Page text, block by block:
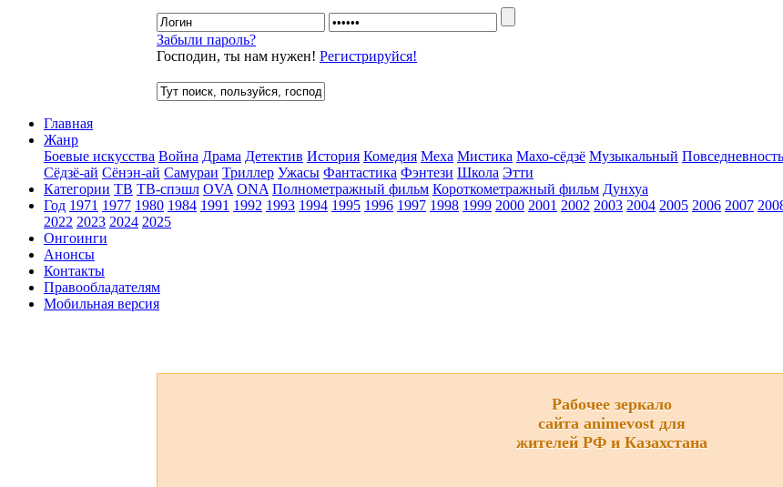
Забыли пароль?
Господин, ты нам нужен! Регистрируйся!
Главная
Жанр
Боевые искусства Война Драма Детектив История Комедия Меха Мистика Махо-сёдзё Музыкальный Повседневность
Сёдзё-ай Сёнэн-ай Самураи Триллер Ужасы Фантастика Фэнтези Школа Этти
Категории ТВ ТВ-спэшл OVA ONA Полнометражный фильм Короткометражный фильм Дунхуа
Год 1971 1977 1980 1984 1991 1992 1993 1994 1995 1996 1997 1998 1999 2000 2001 2002 2003 2004 2005 2006 2007
2022 2023 2024 2025
Онгоинги
Анонсы
Контакты
Правообладателям
Мобильная версия
Рабочее зеркало
сайта animevost для
жителей РФ и Казахстана